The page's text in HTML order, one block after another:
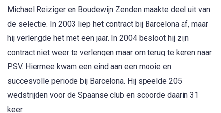
Michael Reiziger en Boudewijn Zenden maakte deel uit van
de selectie. In 2003 liep het contract bij Barcelona af, maar
hij verlengde het met een jaar. In 2004 besloot hij zijn
contract niet weer te verlengen maar om terug te keren naar
PSV. Hiermee kwam een eind aan een mooie en
succesvolle periode bij Barcelona. Hij speelde 205
wedstrijden voor de Spaanse club en scoorde daarin 31
keer.